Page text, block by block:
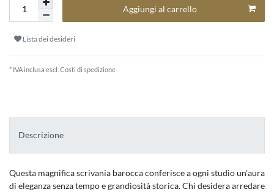
Aggiungi al carrello
Lista dei desideri
* IVA inclusa escl. Costi di spedizione
Descrizione
Questa magnifica scrivania barocca conferisce a ogni studio un'aura
di eleganza senza tempo e grandiosità storica. Chi desidera arredare